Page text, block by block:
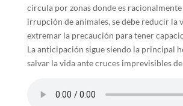
circula por zonas donde es
irrupción de animales, se debe reducir la
extremar la precaución para tener
La anticipación sigue siendo la principal
salvar la vida ante cruces imprevisibles